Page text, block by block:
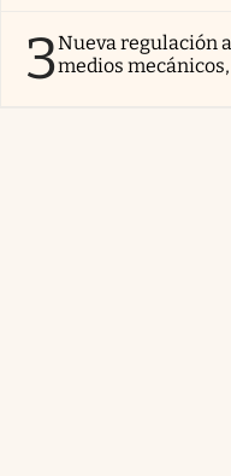
3Nueva regulación
medios